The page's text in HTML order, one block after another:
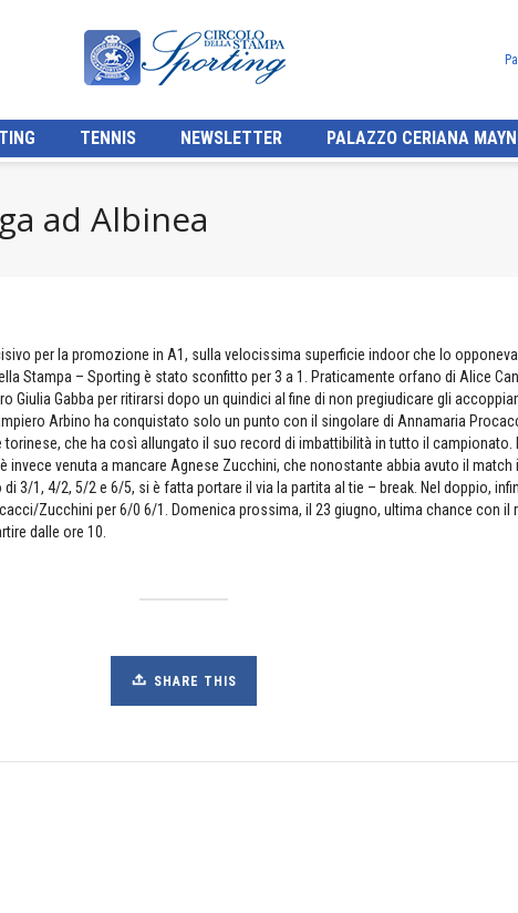
TENNIS NEWSLETTER PALAZZO CERIANA
ad Albinea
per la promozione in A1, sulla velocissima superficie indoor che lo
Stampa – Sporting è stato sconfitto per 3 a 1. Praticamente orfano di Alice
Giulia Gabba per ritirarsi dopo un quindici al fine di non pregiudicare gli
Arbino ha conquistato solo un punto con il singolare di Annamaria
torinese, che ha così allungato il suo record di imbattibilità in tutto il campionato.
invece venuta a mancare Agnese Zucchini, che nonostante abbia avuto il match
3/1, 4/2, 5/2 e 6/5, si è fatta portare il via la partita al tie – break. Nel doppio,
Zucchini per 6/0 6/1. Domenica prossima, il 23 giugno, ultima chance con il
dalle ore 10.
SHARE THIS